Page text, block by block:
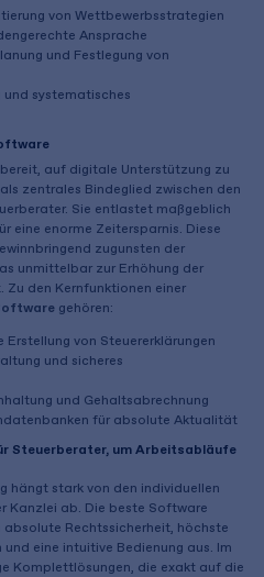
von Wettbewerbsstrategien
Ansprache
und Festlegung von
systematisches
auf digitale Unterstützung zu
zentrales Bindeglied zwischen den
Sie entlastet maßgeblich
eine enorme Zeitersparnis. Diese
zugunsten der
unmittelbar zur Erhöhung der
den Kernfunktionen einer
gehören:
von Steuererklärungen
und sicheres
und Gehaltsabrechnung
für absolute Aktualität
Steuerberater, um Arbeitsabläufe
hängt stark von den individuellen
Kanzlei ab. Die beste Software
Rechtssicherheit, höchste
eine intuitive Bedienung aus. Im
Komplettlösungen, die exakt auf die